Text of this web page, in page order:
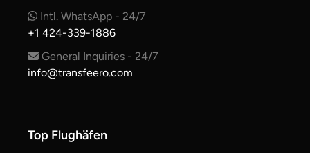
Intl. WhatsApp - 24/7
+1 424-339-1886
General Inquiries - 24/7
info@transfeero.com
Top Flughäfen